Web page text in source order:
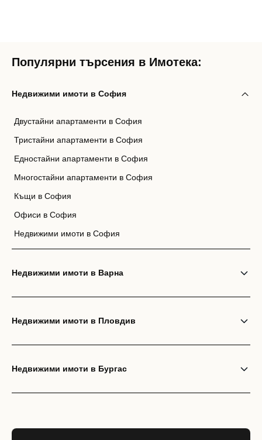
Популярни търсения в Имотека:
Недвижими имоти в София
Двустайни апартаменти в София
Тристайни апартаменти в София
Едностайни апартаменти в София
Многостайни апартаменти в София
Къщи в София
Офиси в София
Недвижими имоти в София
Недвижими имоти в Варна
Недвижими имоти в Пловдив
Недвижими имоти в Бургас